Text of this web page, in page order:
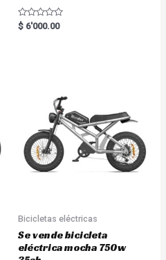
R
a
$ 6'000.00
Bicicletas eléctricas
Se vende bicicleta
eléctrica mocha 750w